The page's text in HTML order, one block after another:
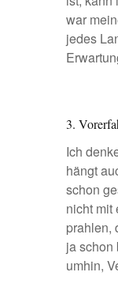
war
jedes
3.
Ich
hängt
schon
nicht mit
prahlen,
ja schon
umhin,